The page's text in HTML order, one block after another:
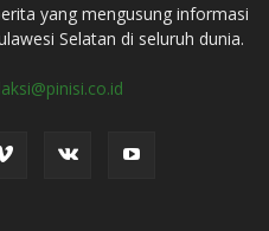
yang mengusung informasi
Selatan di seluruh dunia.